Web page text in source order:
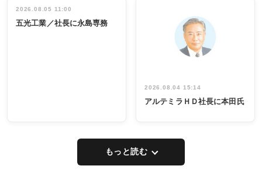
インタビュ
ー／社内ア
祝う 業界関
係者ら220人
出席
2026.08.05 11:00
五光工業／社長に永島専務
2026.08.04 15:14
アルテミラＨＤ社長に本田氏
もっと読む